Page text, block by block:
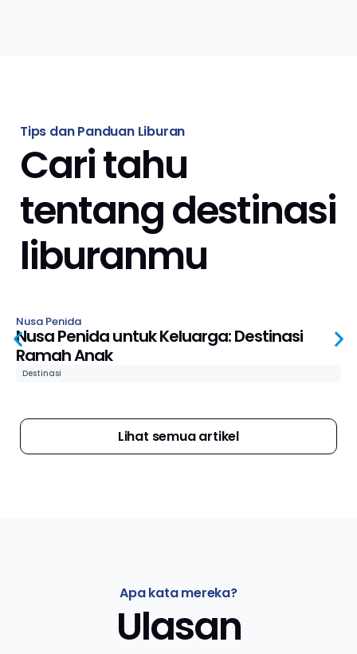
Tips dan Panduan Liburan
Cari tahu
tentang destinasi
liburanmu
Nusa Penida
Nusa Penida untuk Keluarga: Destinasi
Ramah Anak
Destinasi
Lihat semua artikel
Apa kata mereka?
Ulasan